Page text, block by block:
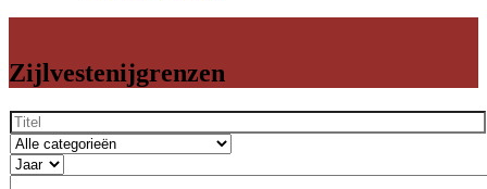
Zijlvestenijgrenzen